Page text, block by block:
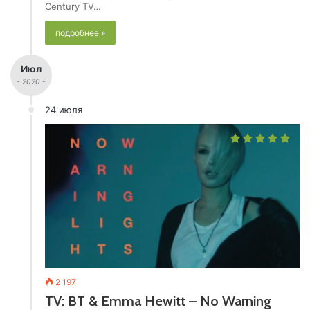
Century TV…
подробнее »
Июл
- 2020 -
24 июля
2 197
TV: BT & Emma Hewitt – No Warning